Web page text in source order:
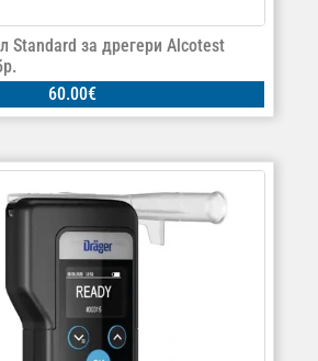
Standard за дрегери Alcotest
60.00€